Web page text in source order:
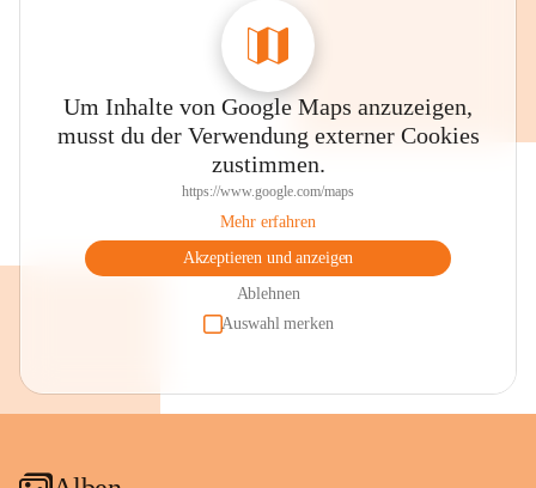
Um Inhalte von Google Maps anzuzeigen,
musst du der Verwendung externer Cookies
zustimmen.
https://www.google.com/maps
Mehr erfahren
Akzeptieren und anzeigen
Ablehnen
Auswahl merken